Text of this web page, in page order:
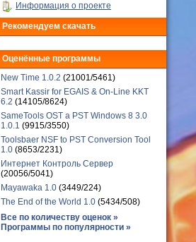
Информация о проекте
Рекомендуем скачать
Оценённые программы
New Time 1.0.2 (21001/5461)
Smart Kassir for EGAIS & On-Line KKT
6.2 (14105/8624)
SameTools OST a PST Windows 8 3.0
1.0.1 (9915/3550)
Toolsbaer NSF to PST Conversion Tool
1.0 (8653/2231)
Интернет Контроль Сервер
(20056/5041)
Mayawaka 1.0 (3449/224)
The End of the World 1.0 (5434/508)
Все по количеству оценок »
Программы по популярности »